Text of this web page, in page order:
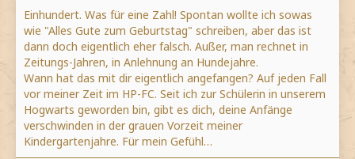
Einhundert. Was für eine Zahl! Spontan wollte ich sowas
wie "Alles Gute zum Geburtstag" schreiben, aber das ist
dann doch eigentlich eher falsch. Außer, man rechnet in
Zeitungs-Jahren, in Anlehnung an Hundejahre.
Wann hat das mit dir eigentlich angefangen? Auf jeden Fall
vor meiner Zeit im HP-FC. Seit ich zur Schülerin in unserem
Hogwarts geworden bin, gibt es dich, deine Anfänge
verschwinden in der grauen Vorzeit meiner
Kindergartenjahre. Für mein Gefühl…